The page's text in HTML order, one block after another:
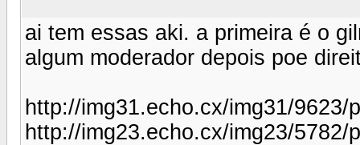
ai tem essas aki. a primeira é o
algum moderador depois poe
http://img31.echo.cx/img31/9623/
http://img23.echo.cx/img23/5782/